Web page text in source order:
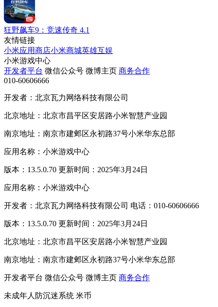
狂野飙车9：竞速传奇 4.1
友情链接
小米应用商店小米商城英雄互娱
小米游戏中心
开发者平台 微信公众号 微博主页 商务合作
010-60606666
开发者：北京瓦力网络科技有限公司
北京地址：北京市昌平区安居路小米智慧产业园
南京地址：南京市建邺区永初路37号小米华东总部
应用名称：小米游戏中心
版本：13.5.0.70 更新时间：2025年3月24日
应用名称：小米游戏中心
开发者：北京瓦力网络科技有限公司 电话：010-60606666
版本：13.5.0.70 更新时间：2025年3月24日
北京地址：北京市昌平区安居路小米智慧产业园
南京地址：南京市建邺区永初路37号小米华东总部
开发者平台 微信公众号 微博主页 商务合作
未成年人防沉迷系统 米币